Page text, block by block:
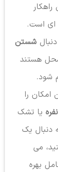
ای است.
شستن
هستند
شود.
را
یا تشک
دنبال یک
می
بهره